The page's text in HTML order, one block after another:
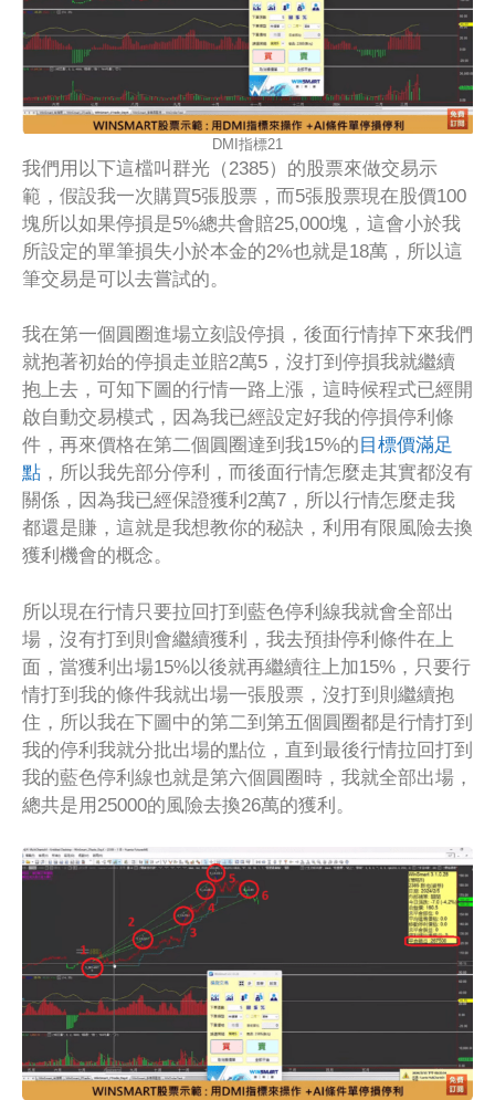
DMI指標21
我們用以下這檔叫群光（2385）的股票來做交易示
範，假設我一次購買5張股票，而5張股票現在股價100
塊所以如果停損是5%總共會賠25,000塊，這會小於我
所設定的單筆損失小於本金的2%也就是18萬，所以這
筆交易是可以去嘗試的。
我在第一個圓圈進場立刻設停損，後面行情掉下來我們
就抱著初始的停損走並賠2萬5，沒打到停損我就繼續
抱上去，可知下圖的行情一路上漲，這時候程式已經開
啟自動交易模式，因為我已經設定好我的停損停利條
件，再來價格在第二個圓圈達到我15%的 目標價滿足
點 ，所以我先部分停利，而後面行情怎麼走其實都沒有
關係，因為我已經保證獲利2萬7，所以行情怎麼走我
都還是賺，這就是我想教你的秘訣，利用有限風險去換
獲利機會的概念。
所以現在行情只要拉回打到藍色停利線我就會全部出
場，沒有打到則會繼續獲利，我去預掛停利條件在上
面，當獲利出場15%以後就再繼續往上加15%，只要行
情打到我的條件我就出場一張股票，沒打到則繼續抱
住，所以我在下圖中的第二到第五個圓圈都是行情打到
我的停利我就分批出場的點位，直到最後行情拉回打到
我的藍色停利線也就是第六個圓圈時，我就全部出場，
總共是用25000的風險去換26萬的獲利。